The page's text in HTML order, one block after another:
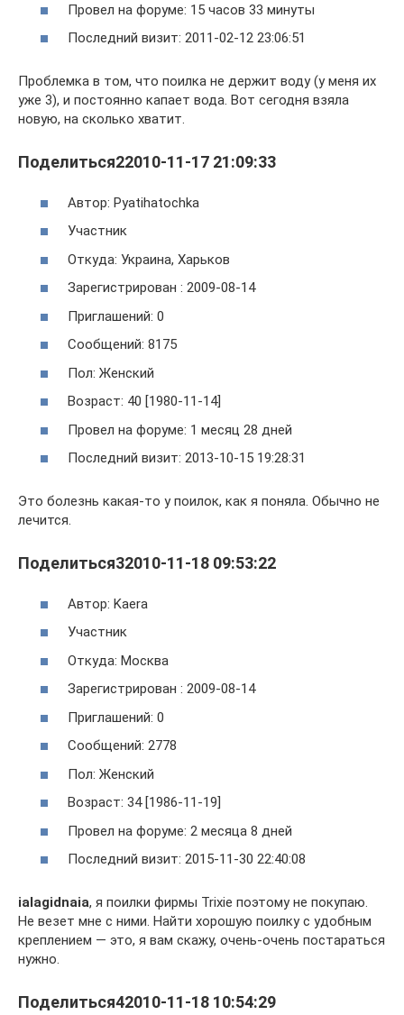
Провел на форуме: 15 часов 33 минуты
Последний визит: 2011-02-12 23:06:51
Проблемка в том, что поилка не держит воду (у меня их
уже 3), и постоянно капает вода. Вот сегодня взяла
новую, на сколько хватит.
Поделиться22010-11-17 21:09:33
Автор: Pyatihatochka
Участник
Откуда: Украина, Харьков
Зарегистрирован : 2009-08-14
Приглашений: 0
Сообщений: 8175
Пол: Женский
Возраст: 40 [1980-11-14]
Провел на форуме: 1 месяц 28 дней
Последний визит: 2013-10-15 19:28:31
Это болезнь какая-то у поилок, как я поняла. Обычно не
лечится.
Поделиться32010-11-18 09:53:22
Автор: Kaera
Участник
Откуда: Москва
Зарегистрирован : 2009-08-14
Приглашений: 0
Сообщений: 2778
Пол: Женский
Возраст: 34 [1986-11-19]
Провел на форуме: 2 месяца 8 дней
Последний визит: 2015-11-30 22:40:08
ialagidnaia, я поилки фирмы Trixie поэтому не покупаю.
Не везет мне с ними. Найти хорошую поилку с удобным
креплением — это, я вам скажу, очень-очень постараться
нужно.
Поделиться42010-11-18 10:54:29